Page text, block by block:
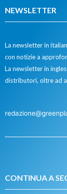
NEWSLETTER
La newsletter in
con notizie a
La newsletter in
distributori, oltre ad
CONTINUA A